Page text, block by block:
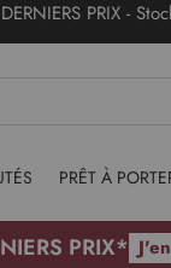
DERNIERS PRIX -
PRÊT À
PRIX*